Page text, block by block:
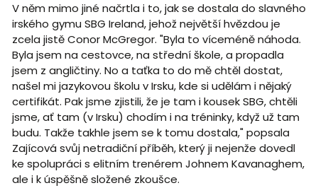
V něm mimo jiné načrtla i to, jak se dostala do slavného
irského gymu SBG Ireland, jehož největší hvězdou je
zcela jistě Conor McGregor. "Byla to víceméně náhoda.
Byla jsem na cestovce, na střední škole, a propadla
jsem z angličtiny. No a taťka to do mě chtěl dostat,
našel mi jazykovou školu v Irsku, kde si udělám i nějaký
certifikát. Pak jsme zjistili, že je tam i kousek SBG, chtěli
jsme, ať tam (v Irsku) chodím i na tréninky, když už tam
budu. Takže takhle jsem se k tomu dostala," popsala
Zajícová svůj netradiční příběh, který ji nejenže dovedl
ke spolupráci s elitním trenérem Johnem Kavanaghem,
ale i k úspěšně složené zkoušce.